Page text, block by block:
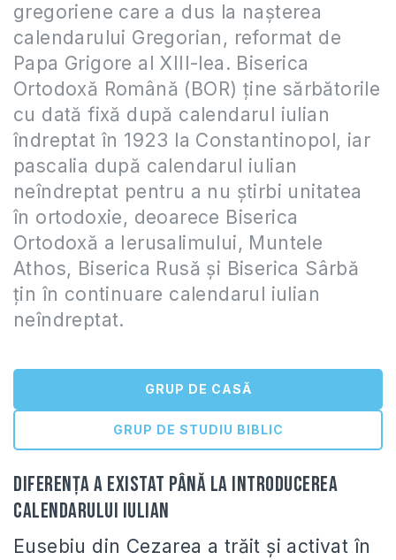
gregoriene care a dus la naşterea
calendarului Gregorian, reformat de
Papa Grigore al XIII-lea. Biserica
Ortodoxă Română (BOR) ţine sărbătorile
cu dată fixă după calendarul iulian
îndreptat în 1923 la Constantinopol, iar
pascalia după calendarul iulian
neîndreptat pentru a nu ştirbi unitatea
în ortodoxie, deoarece Biserica
Ortodoxă a Ierusalimului, Muntele
Athos, Biserica Rusă şi Biserica Sârbă
ţin în continuare calendarul iulian
neîndreptat.
GRUP DE CASĂ
GRUP DE STUDIU BIBLIC
Diferenţa a existat până la introducerea
calendarului Iulian
Eusebiu din Cezarea a trăit şi activat în